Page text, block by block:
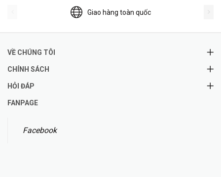
Giao hàng toàn quốc
VỀ CHÚNG TÔI
CHÍNH SÁCH
HỎI ĐÁP
FANPAGE
Facebook